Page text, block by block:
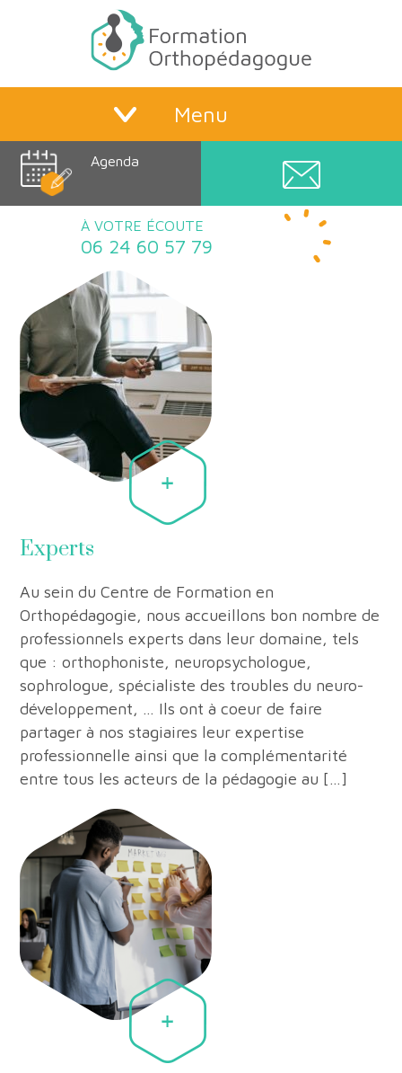
Menu
Agenda
À VOTRE ÉCOUTE
06 24 60 57 79
Experts
Au sein du Centre de Formation en
Orthopédagogie, nous accueillons bon nombre de
professionnels experts dans leur domaine, tels
que : orthophoniste, neuropsychologue,
sophrologue, spécialiste des troubles du neuro-
développement, … Ils ont à coeur de faire
partager à nos stagiaires leur expertise
professionnelle ainsi que la complémentarité
entre tous les acteurs de la pédagogie au […]